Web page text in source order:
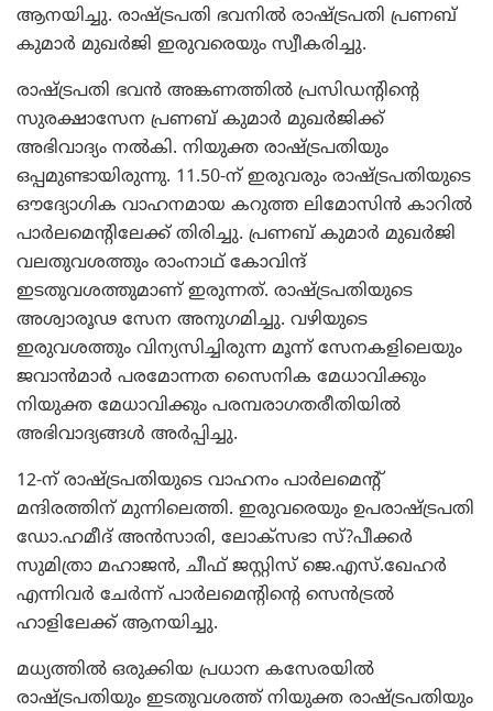
ആനയിച്ചു. രാഷ്ട്രപതി ഭവനില്‍ രാഷ്ട്രപതി പ്രണബ്
കുമാര്‍ മുഖര്‍ജി ഇരുവരെയും സ്വീകരിച്ചു.
രാഷ്ട്രപതി ഭവന്‍ അങ്കണത്തില്‍ പ്രസിഡന്റിന്റെ
സുരക്ഷാസേന പ്രണബ് കുമാര്‍ മുഖര്‍ജിക്ക്
അഭിവാദ്യം നല്‍കി. നിയുക്ത രാഷ്ട്രപതിയും
ഒപ്പമുണ്ടായിരുന്നു. 11.50-ന് ഇരുവരും രാഷ്ട്രപതിയുടെ
ഔദ്യോഗിക വാഹനമായ കറുത്ത ലിമോസിന്‍ കാറില്‍
പാര്‍ലമെന്റിലേക്ക് തിരിച്ചു. പ്രണബ് കുമാര്‍ മുഖര്‍ജി
വലതുവശത്തും രാംനാഥ് കോവിന്ദ്
ഇടതുവശത്തുമാണ് ഇരുന്നത്. രാഷ്ട്രപതിയുടെ
അശ്വാരൂഢ സേന അനുഗമിച്ചു. വഴിയുടെ
ഇരുവശത്തും വിന്യസിച്ചിരുന്ന മൂന്ന് സേനകളിലെയും
ജവാന്‍മാര്‍ പരമോന്നത സൈനിക മേധാവിക്കും
നിയുക്ത മേധാവിക്കും പരമ്പരാഗതരീതിയില്‍
അഭിവാദ്യങ്ങള്‍ അര്‍പ്പിച്ചു.
12-ന് രാഷ്ട്രപതിയുടെ വാഹനം പാര്‍ലമെന്റ്
മന്ദിരത്തിന് മുന്നിലെത്തി. ഇരുവരെയും ഉപരാഷ്ട്രപതി
ഡോ.ഹമീദ് അന്‍സാരി, ലോക്സഭാ സ്?പീക്കര്‍
സുമിത്രാ മഹാജന്‍, ചീഫ് ജസ്റ്റിസ് ജെ.എസ്.ഖേഹര്‍
എന്നിവര്‍ ചേര്‍ന്ന് പാര്‍ലമെന്റിന്റെ സെന്‍ട്രല്‍
ഹാളിലേക്ക് ആനയിച്ചു.
മധ്യത്തില്‍ ഒരുക്കിയ പ്രധാന കസേരയില്‍
രാഷ്ട്രപതിയും ഇടതുവശത്ത് നിയുക്ത രാഷ്ട്രപതിയും